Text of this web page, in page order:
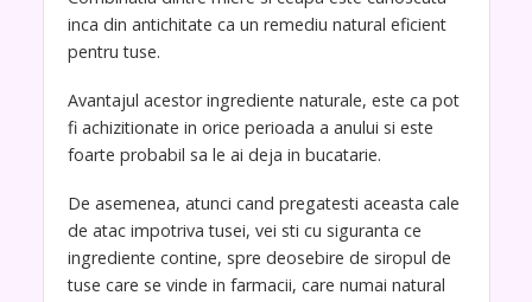
inca din antichitate ca un remediu natural eficient
pentru tuse.
Avantajul acestor ingrediente naturale, este ca pot
fi achizitionate in orice perioada a anului si este
foarte probabil sa le ai deja in bucatarie.
De asemenea, atunci cand pregatesti aceasta cale
de atac impotriva tusei, vei sti cu siguranta ce
ingrediente contine, spre deosebire de siropul de
tuse care se vinde in farmacii, care numai natural